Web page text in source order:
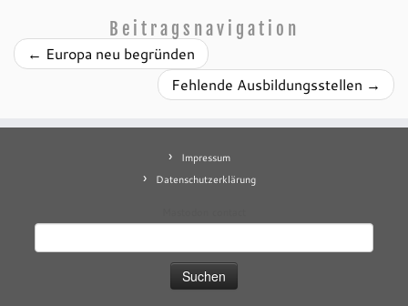
Beitragsnavigation
← Europa neu begründen
Fehlende Ausbildungsstellen →
Impressum
Datenschutzerklärung